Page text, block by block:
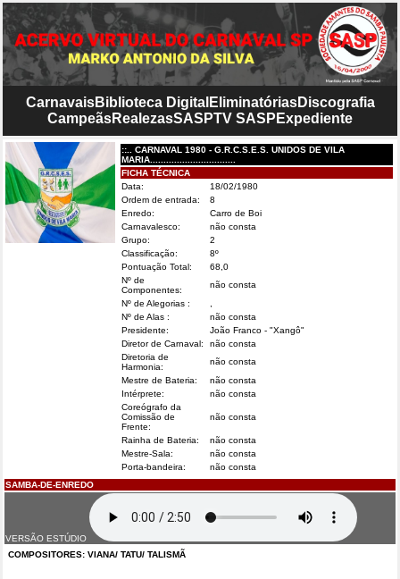
CarnavaisBiblioteca Digital EliminatóriasDiscografia
CampeãsRealezasSASPTV SASP Expediente
::.. CARNAVAL 1980 - G.R.C.S.E.S. UNIDOS DE VILA
MARIA................................
FICHA TÉCNICA
Data:
18/02/1980
Ordem de entrada:
8
Enredo:
Carro de Boi
Carnavalesco:
não consta
Grupo:
2
Classificação:
8º
Pontuação Total:
68,0
Nº de
Componentes:
não consta
Nº de Alegorias :
Nº de Alas :
não consta
Presidente:
João Franco - "Xangô"
Diretor de Carnaval:
não consta
Diretoria de
Harmonia:
não consta
Mestre de Bateria:
não consta
Intérprete:
não consta
Coreógrafo da
Comissão de
Frente:
não consta
Rainha de Bateria:
não consta
Mestre-Sala:
não consta
Porta-bandeira:
não consta
SAMBA-DE-ENREDO
VERSÃO ESTÚDIO
COMPOSITORES: VIANA/ TATU/ TALISMÃ